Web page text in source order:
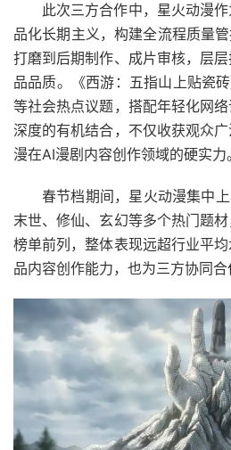
此次三方合作中，星火动漫
品化长期主义，构建全流程质量
打磨到后期制作、成片审核，层
品品质。《西游：五指山上贴瓷
等社会热点议题，搭配年轻化网
深度的有机结合，不仅收获观众
漫在AI漫剧内容创作领域的硬实力。
春节档期间，星火动漫集中
末世、修仙、玄幻等多个热门题
榜单前列，整体表现远超行业平
品内容创作能力，也为三方协同合